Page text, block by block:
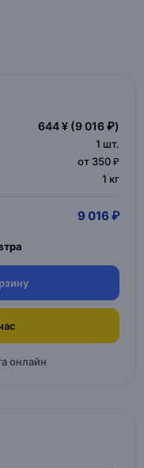
644 ¥ (9 016 ₽)
1 шт.
от 350 ₽
1 кг
9 016 ₽
онлайн